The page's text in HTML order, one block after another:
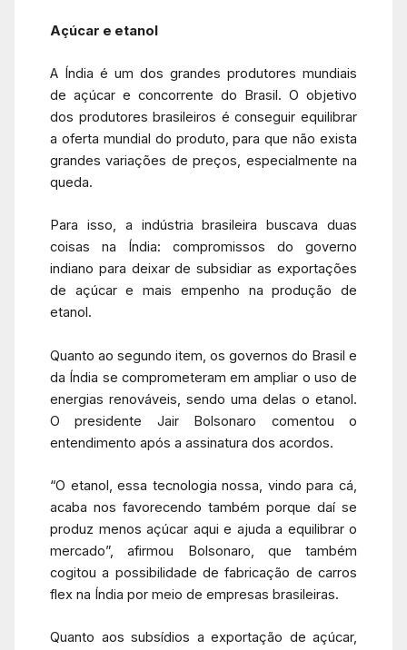
Açúcar e etanol
A Índia é um dos grandes produtores mundiais
de açúcar e concorrente do Brasil. O objetivo
dos produtores brasileiros é conseguir equilibrar
a oferta mundial do produto, para que não exista
grandes variações de preços, especialmente na
queda.
Para isso, a indústria brasileira buscava duas
coisas na Índia: compromissos do governo
indiano para deixar de subsidiar as exportações
de açúcar e mais empenho na produção de
etanol.
Quanto ao segundo item, os governos do Brasil e
da Índia se comprometeram em ampliar o uso de
energias renováveis, sendo uma delas o etanol.
O presidente Jair Bolsonaro comentou o
entendimento após a assinatura dos acordos.
“O etanol, essa tecnologia nossa, vindo para cá,
acaba nos favorecendo também porque daí se
produz menos açúcar aqui e ajuda a equilibrar o
mercado”, afirmou Bolsonaro, que também
cogitou a possibilidade de fabricação de carros
flex na Índia por meio de empresas brasileiras.
Quanto aos subsídios a exportação de açúcar,